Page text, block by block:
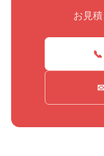
お見